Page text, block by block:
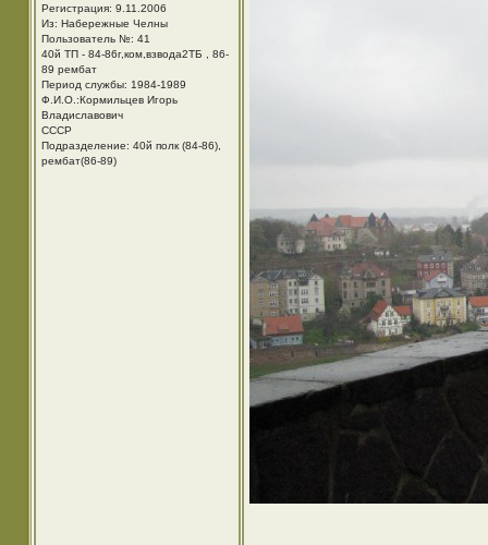
Регистрация: 9.11.2006
Из: Набережные Челны
Пользователь №: 41
40й ТП - 84-86г,ком,взвода2ТБ , 86-
89 рембат
Период службы: 1984-1989
Ф.И.О.:Кормильцев Игорь
Владиславович
СССР
Подразделение: 40й полк (84-86),
рембат(86-89)